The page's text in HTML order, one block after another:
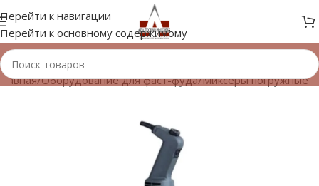
Перейти к навигации
Перейти к основному содержимому
/Оборудование для фаст-фуда/Миксеры погружные